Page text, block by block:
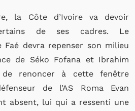
la Côte d’Ivoire va devoir
de ses cadres. Le
Faé devra repenser son milieu
de Séko Fofana et Ibrahim
de renoncer à cette fenêtre
de l’AS Roma Evan
absent, lui qui a ressenti une